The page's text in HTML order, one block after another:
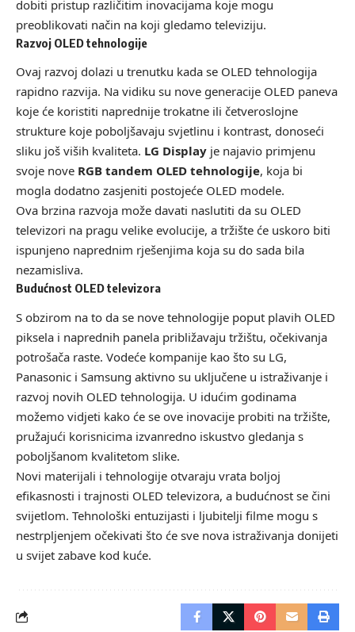
dobiti pristup različitim inovacijama koje mogu
preoblikovati način na koji gledamo televiziju.
Razvoj OLED tehnologije
Ovaj razvoj dolazi u trenutku kada se OLED tehnologija
rapidno razvija. Na vidiku su nove generacije OLED paneva
koje će koristiti naprednije trokatne ili četveroslojne
strukture koje poboljšavaju svjetlinu i kontrast, donoseći
sliku još viših kvaliteta. LG Display je najavio primjenu
svoje nove RGB tandem OLED tehnologije, koja bi
mogla dodatno zasjeniti postojeće OLED modele.
Ova brzina razvoja može davati naslutiti da su OLED
televizori na pragu velike evolucije, a tržište će uskoro biti
ispunjeno naprednim rješenjima koja su do sada bila
nezamisliva.
Budućnost OLED televizora
S obzirom na to da se nove tehnologije poput plavih OLED
piksela i naprednih panela približavaju tržištu, očekivanja
potrošača raste. Vodeće kompanije kao što su LG,
Panasonic i Samsung aktivno su uključene u istraživanje i
razvoj novih OLED tehnologija. U idućim godinama
možemo vidjeti kako će se ove inovacije probiti na tržište,
pružajući korisnicima izvanredno iskustvo gledanja s
poboljšanom kvalitetom slike.
Novi materijali i tehnologije otvaraju vrata boljoj
efikasnosti i trajnosti OLED televizora, a budućnost se čini
svijetlom. Tehnološki entuzijasti i ljubitelji filme mogu s
nestrpljenjem očekivati što će sve nova istraživanja donijeti
u svijet zabave kod kuće.